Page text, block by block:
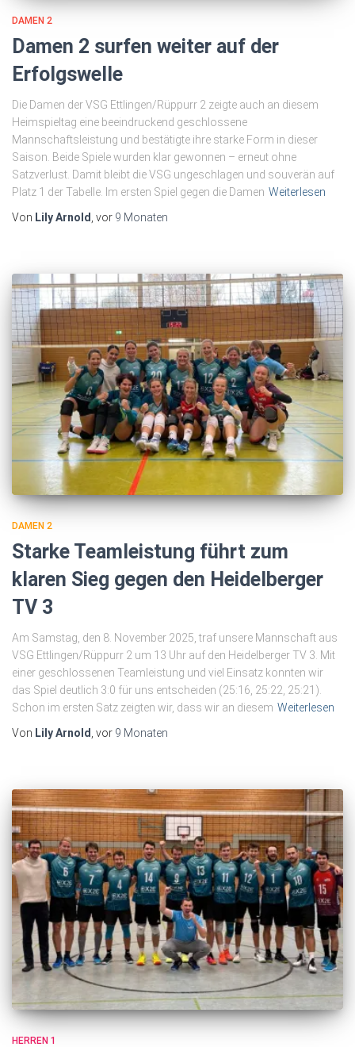
DAMEN 2
Damen 2 surfen weiter auf der
Erfolgswelle
Die Damen der VSG Ettlingen/Rüppurr 2 zeigte auch an diesem
Heimspieltag eine beeindruckend geschlossene
Mannschaftsleistung und bestätigte ihre starke Form in dieser
Saison. Beide Spiele wurden klar gewonnen – erneut ohne
Satzverlust. Damit bleibt die VSG ungeschlagen und souverän auf
Platz 1 der Tabelle. Im ersten Spiel gegen die Damen Weiterlesen
Von Lily Arnold , vor 9 Monaten
DAMEN 2
Starke Teamleistung führt zum
klaren Sieg gegen den Heidelberger
TV 3
Am Samstag, den 8. November 2025, traf unsere Mannschaft aus
VSG Ettlingen/Rüppurr 2 um 13 Uhr auf den Heidelberger TV 3. Mit
einer geschlossenen Teamleistung und viel Einsatz konnten wir
das Spiel deutlich 3:0 für uns entscheiden (25:16, 25:22, 25:21).
Schon im ersten Satz zeigten wir, dass wir an diesem Weiterlesen
Von Lily Arnold , vor 9 Monaten
HERREN 1